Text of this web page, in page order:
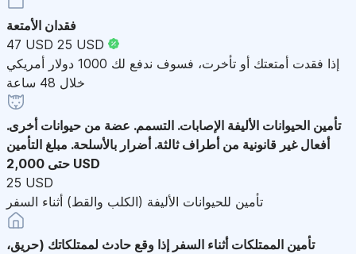
فقدان الأمتعة
47 USD 25 USD
إذا فقدت أمتعتك أو تأخرت، فسوف ندفع لك 1000 دولار أمريكي
خلال 48 ساعة
تأمين الحيوانات الأليفة الإصابات. التسمم. عضة من حيوانات أخرى.
أفعال غير قانونية من أطراف ثالثة. أضرار بالأسلحة. مبلغ التأمين
حتى 2,000 USD
25 USD
تأمين للحيوانات الأليفة (الكلب والقط) أثناء السفر
تأمين الممتلكات أثناء السفر إذا وقع حادث لممتلكاتك (حريق،